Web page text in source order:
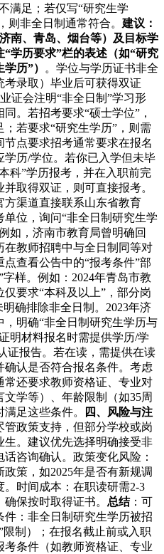
满足；若仅写“研究生学
则非全日制通常符合。 建议：
南、青岛、烟台等）及目标学
学历要求”栏的表述（如“研究
历”）
。学位与学历证书非全
考录取）毕业后可获得双证
证会注明“非全日制”学习形
。若招考要求“硕士学位”，
若要求“研究生学历”，则需
点要求招考通常要求在报名
学历/学位。若你已入学但未毕
科”学历报考，并在入职前完
取得双证，则可直接报考。
方渠道直接联系山东省教育
位，询问“非全日制研究生学
如，济南市教育局曾明确回
在教师招聘中与全日制同等对
查看公告中的“报考条件”部
样。例如：2024年青岛市教
要求“本科及以上”，部分岗
确排除非全日制。2023年济
明确“非全日制研究生学历与
明材料报名时需提供学历/学
证报告。若在读，需提供在读
确认是否符合报名条件。考虑
常还要求教师资格证、专业对
学等）、年龄限制（如35周
足这些条件。
四、风险与注
管政策支持，但部分学校或岗
生。建议优先选择明确接受非
咨询确认。政策变化风险：
策，如2025年是否有新规调
时间成本：在职读研需2-3
保按时取得证书。 总结：可
件：非全日制研究生学历被招
制）；在报名截止前或入职
条件（如教师资格证、专业